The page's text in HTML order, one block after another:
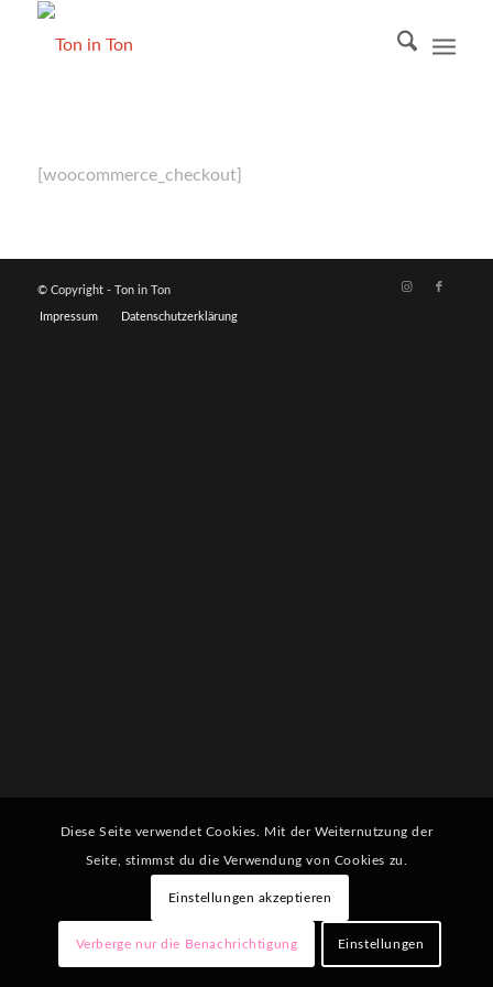
[woocommerce_checkout]
© Copyright - Ton in Ton
Impressum Datenschutzerklärung
Diese Seite verwendet Cookies. Mit der Weiternutzung der
Seite, stimmst du die Verwendung von Cookies zu.
Einstellungen akzeptieren
Verberge nur die Benachrichtigung Einstellungen